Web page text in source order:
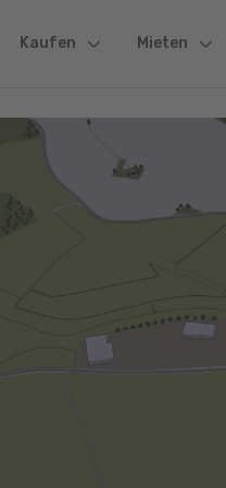
Kaufen (current)Mieten